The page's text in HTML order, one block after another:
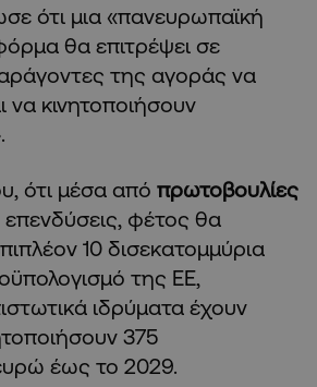
ότι μια «πανευρωπαϊκή
θα επιτρέψει σε
της αγοράς να
να κινητοποιήσουν
ότι μέσα από πρωτοβουλίες
φέτος θα
10 δισεκατομμύρια
της ΕΕ,
ιδρύματα έχουν
375
έως το 2029.